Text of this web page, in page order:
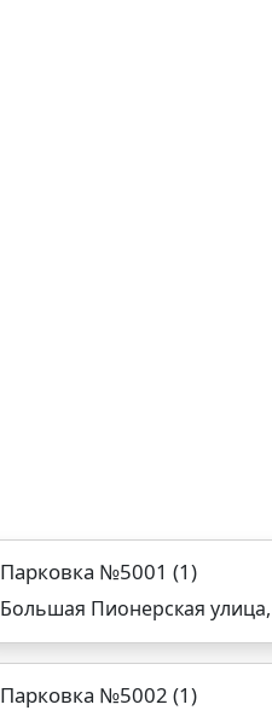
Парковка №5001 (1)
Большая Пионерская
Парковка №5002 (1)